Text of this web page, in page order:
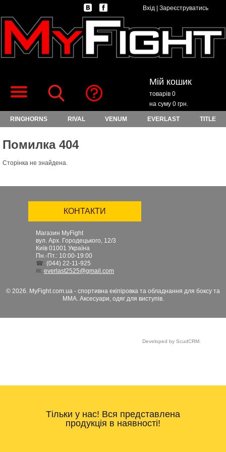
Вхід Зареєструватись
Мій кошик
товарів 0
на суму 0 грн.
RINGHORNS RIVAL VENUM EVERLAST TITLE
Помилка 404
Сторінка не знайдена.
Тільки у нас! Вся представлена
продукція в наявності!
КОНТАКТИ
Магазин MyFight
вул. Арх. Городецького, 12/3
Київ 01001 Україна
Пн.-Пт.: 10:00-19:00
☎: (044) 22-11-925
✉: everlast2525@gmail.com
© 2026. MyFight.com.ua - спортивна екіпіровка та обладнання для боксу та
ММА. Аксесуари, одяг для виступів.
Developed by ScudCRM.